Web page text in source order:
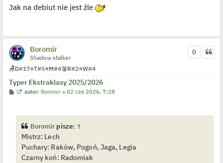
t
w
i
p
j
e
y
c
z
s
t
Jak na debiut nie jest źle
Boromir
Shadow stalker
🪑D#17⭐T#5⭐M#4🥈R#2⭐W#4
Typer Ekstraklasy 2025/2026
0
P
W
i
e
t
l
p
o
j
autor: Boromir »02 cze 2026, 7:28
Boromir pisze: ↑
Mistrz: Lech
Puchary: Raków, Pogoń, Jaga, Legia
Czarny koń: Radomiak